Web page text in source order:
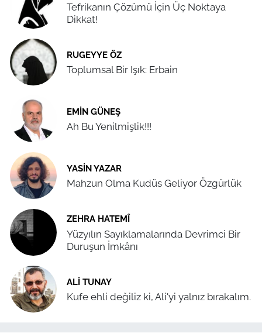
Tefrikanın Çözümü İçin Üç Noktaya
Dikkat!
RUGEYYE ÖZ
Toplumsal Bir Işık: Erbain
EMIN GÜNEŞ
Ah Bu Yenilmişlik!!!
YASIN YAZAR
Mahzun Olma Kudüs Geliyor Özgürlük
ZEHRA HATEMÎ
Yüzyılın Sayıklamalarında Devrimci Bir
Duruşun İmkânı
ALI TUNAY
Kufe ehli değiliz ki, Ali'yi yalnız bırakalım.